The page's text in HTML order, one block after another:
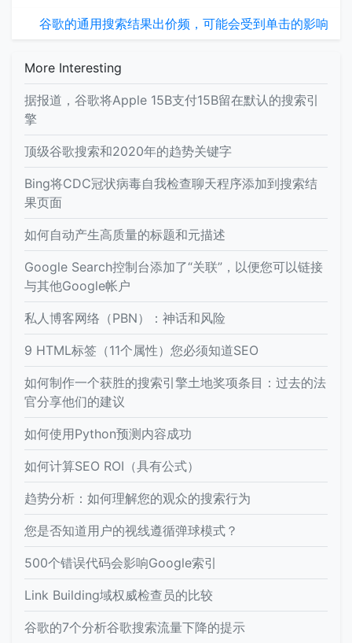
谷歌的通用搜索结果出价频，可能会受到单击的影响
More Interesting
据报道，谷歌将Apple 15B支付15B留在默认的搜索引
擎
顶级谷歌搜索和2020年的趋势关键字
Bing将CDC冠状病毒自我检查聊天程序添加到搜索结
果页面
如何自动产生高质量的标题和元描述
Google Search控制台添加了“关联”，以便您可以链接
与其他Google帐户
私人博客网络（PBN）：神话和风险
9 HTML标签（11个属性）您必须知道SEO
如何制作一个获胜的搜索引擎土地奖项条目：过去的法
官分享他们的建议
如何使用Python预测内容成功
如何计算SEO ROI（具有公式）
趋势分析：如何理解您的观众的搜索行为
您是否知道用户的视线遵循弹球模式？
500个错误代码会影响Google索引
Link Building域权威检查员的比较
谷歌的7个分析谷歌搜索流量下降的提示